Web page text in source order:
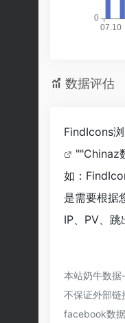
数据评估
FindIcons
""Chinaz
如：
是需要根据
IP、PV、跳
本站奶牛数
不保证外部
facebook数